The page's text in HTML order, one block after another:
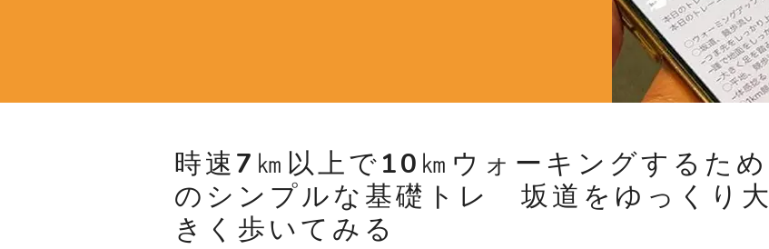
時速7㎞以上で10㎞ウォーキングするため
のシンプルな基礎トレ 坂道をゆっくり大
きく歩いてみる